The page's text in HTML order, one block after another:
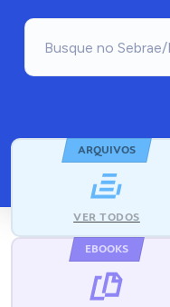
ARQUIVOS
VER TODOS
EBOOKS